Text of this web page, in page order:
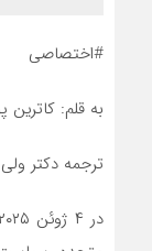
#اختصاصی
به قلم: کاترین
ترجمه دکتر